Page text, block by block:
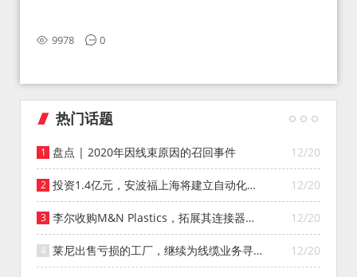
9978 0
热门话题
12/20
盘点 | 2020年因线束原因的召回事件
12/20
投资1.4亿元，安波福上海将建立自动化智
能仓库
12/20
李尔收购M&N Plastics，拓展其连接器系
统业务
12/20
莱尼出售亏损的工厂，继续为线缆业务寻找
投资者